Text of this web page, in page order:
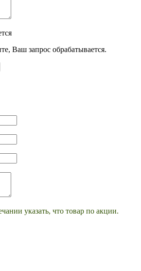
Ваш запрос обрабатывается.
указать, что товар по акции.